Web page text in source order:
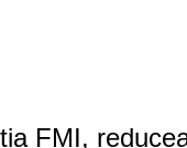
FMI,